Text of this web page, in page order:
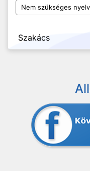
Nem szükséges
Szakács